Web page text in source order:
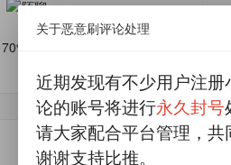
70%分成
描述
单价 平台
关于恶意刷评论处理
近期发现有不少用户注
论的账号将进行永久封号
请大家配合平台管理，共
谢谢支持比推。